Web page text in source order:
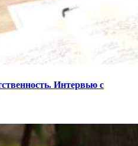
Интервью с